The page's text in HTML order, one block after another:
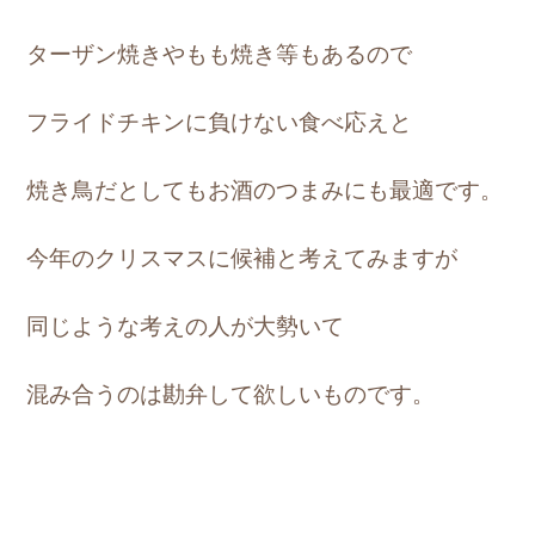
ターザン焼きやもも焼き等もあるので
フライドチキンに負けない食べ応えと
焼き鳥だとしてもお酒のつまみにも最適です。
今年のクリスマスに候補と考えてみますが
同じような考えの人が大勢いて
混み合うのは勘弁して欲しいものです。